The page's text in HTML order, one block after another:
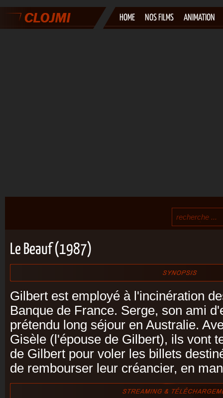
HOME NOS FILMS ANIMATION
Le Beauf (1987)
Gilbert est employé à l'incinération
Banque de France. Serge, son ami
prétendu long séjour en Australie.
Gisèle (l'épouse de Gilbert), ils vont
de Gilbert pour voler les billets
de rembourser leur créancier, en